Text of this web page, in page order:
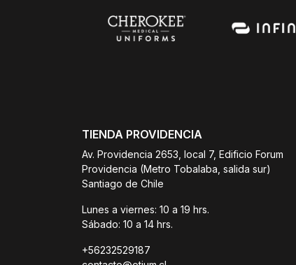
TIENDA PROVIDENCIA
Av. Providencia 2653, local 7, Edificio Forum
Providencia (Metro Tobalaba, salida sur)
Santiago de Chile
Lunes a viernes: 10 a 19 hrs.
Sábado: 10 a 14 hrs.
+56232529187